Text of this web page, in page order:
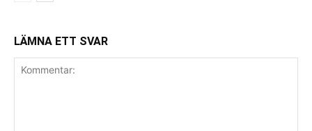
LÄMNA ETT SVAR